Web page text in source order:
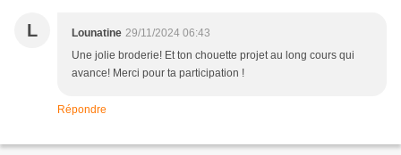
L Lounatine 29/11/2024 06:43
Une jolie broderie! Et ton chouette projet au long cours qui
avance! Merci pour ta participation !
Répondre